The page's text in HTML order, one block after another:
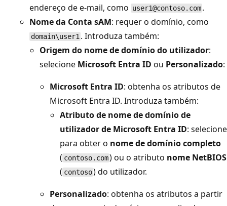
endereço de e-mail, como user1@contoso.com .
Nome da Conta sAM: requer o domínio, como
domain\user1 . Introduza também:
Origem do nome de domínio do utilizador:
selecione Microsoft Entra ID ou Personalizado:
Microsoft Entra ID: obtenha os atributos de
Microsoft Entra ID. Introduza também:
Atributo de nome de domínio de
utilizador de Microsoft Entra ID: selecione
para obter o nome de domínio completo
( contoso.com) ou o atributo nome NetBIOS
( contoso) do utilizador.
Personalizado: obtenha os atributos a partir